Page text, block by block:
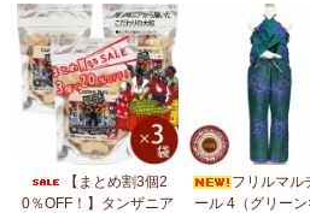
5/14：アフリカンネックレス
アフリ
入荷！～天然素材 環境配慮したエシカ
5/4：ノーカラーボレロジャケット新
リティ◇で仕立てた新作登場！『ニ
5/4：キコイ アフリカの布ページに新
綿織布【まとめ割3個2
0％OFF！】タンザニア
フリルマル
ール 4（グリー